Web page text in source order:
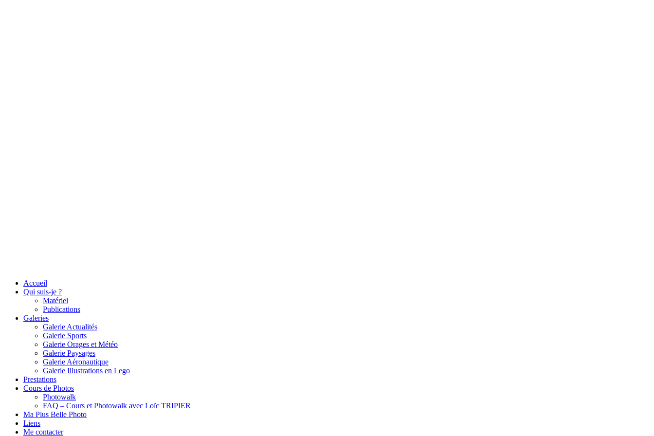
Accueil
Qui suis-je ?
Matériel
Publications
Galeries
Galerie Actualités
Galerie Sports
Galerie Orages et Météo
Galerie Paysages
Galerie Aéronautique
Galerie Illustrations en Lego
Prestations
Cours de Photos
Photowalk
FAQ – Cours et Photowalk avec Loïc TRIPIER
Ma Plus Belle Photo
Liens
Me contacter